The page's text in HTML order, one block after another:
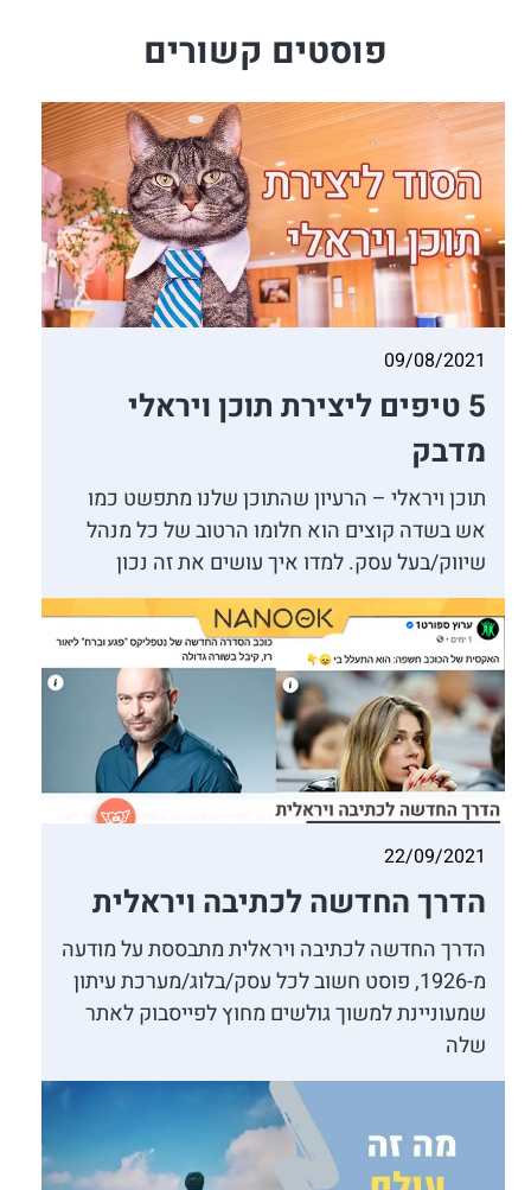
פוסטים קשורים
09/08/2021
5 טיפים ליצירת תוכן ויראלי
מדבק
תוכן ויראלי – הרעיון שהתוכן שלנו מתפשט כמו
אש בשדה קוצים הוא חלומו הרטוב של כל מנהל
שיווק/בעל עסק. למדו איך עושים את זה נכון
22/09/2021
הדרך החדשה לכתיבה ויראלית
הדרך החדשה לכתיבה ויראלית מתבססת על מודעה
מ-1926, פוסט חשוב לכל עסק/בלוג/מערכת עיתון
שמעוניינת למשוך גולשים מחוץ לפייסבוק לאתר
שלה